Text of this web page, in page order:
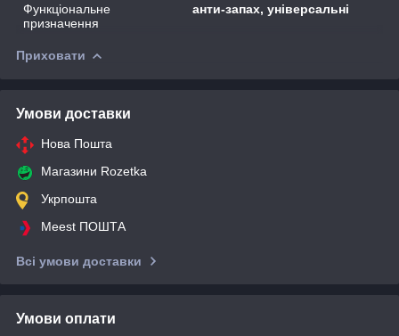
Функціональне
призначення
анти-запах, універсальні
Приховати
Умови доставки
Нова Пошта
Магазини Rozetka
Укрпошта
Meest ПОШТА
Всі умови доставки
Умови оплати